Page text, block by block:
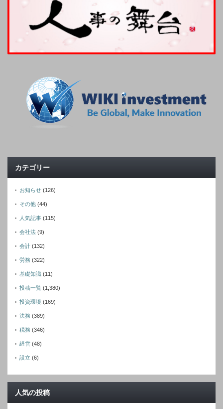
カテゴリー
お知らせ (126)
その他 (44)
人気記事 (115)
会社法 (9)
会計 (132)
労務 (322)
基礎知識 (11)
投稿一覧 (1,380)
投資環境 (169)
法務 (389)
税務 (346)
経営 (48)
設立 (6)
人気の投稿